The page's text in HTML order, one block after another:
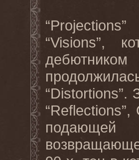
“Visions”,